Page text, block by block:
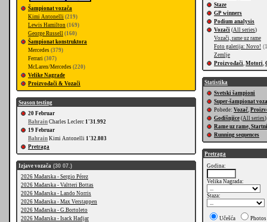
Šampionat vozača
Kimi Antonelli (219)
Lewis Hamilton (169)
George Russell (160)
Šampionat konstruktora
Mercedes (379)
Ferrari (307)
McLaren/Mercedes (220)
Velike Nagrade
Proizvođači & Vozači
Season testing
20 Februar
Bahrain Charles Leclerc 1'31.992
19 Februar
Bahrain Kimi Antonelli 1'32.803
Pretraga
Izjave vozača (30 07.)
2026 Mađarska - Sergio Pérez
2026 Mađarska - Valtteri Bottas
2026 Mađarska - Lando Norris
2026 Mađarska - Max Verstappen
2026 Mađarska - G.Bortoleto
2026 Mađarska - Isack Hadjar
Staze
GP winners
Podium analysis
Vozači (All series)
Vozači, rame uz rame
Foto galerija: Novo!
Zemlje
Proizvođači, Motori,
Statistika
Svetski šampioni
Super-šampionat
Pobede: Vozač,
Godišnjice (All series)
Rame uz rame,
Running sequences
Pretraga
Godina:
Velika Nagrada:
Staza:
Učešća Photos